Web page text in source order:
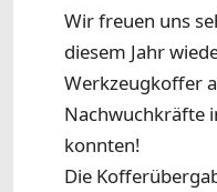
Wir freuen uns
diesem Jahr
Werkzeugkoffer
Nachwuchkräfte
konnten!
Die